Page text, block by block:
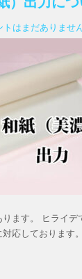
トはまだありませ
ります。 ヒライ
応しております